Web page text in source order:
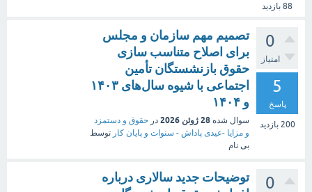
88 بازدید
0
امتیاز
5
پاسخ
200 بازدید
تصمیم مهم سازمان و مجلس
برای اصلاح متناسب‌ سازی
حقوق بازنشستگان تأمین
اجتماعی با شیوه سال‌های ۱۴۰۳
و ۱۴۰۴
سوال شده 28 ژوئن 2026 در حقوق و دستمزد
و مزایا -عیدی پاداش - سنوات و پایان کار توسط
بی نام
0
توضیحات جدید سالاری درباره